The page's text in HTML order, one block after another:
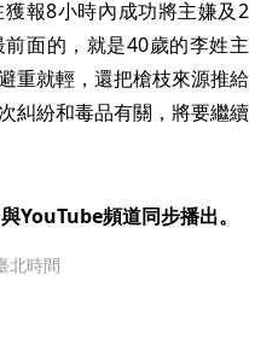
報8小時內成功將主嫌及2
面的，就是40歲的李姓主
重就輕，還把槍枝來源推給
糾紛和毒品有關，將要繼續
YouTube頻道同步播出。
北時間